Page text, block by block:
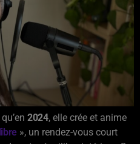
2024, elle crée et anime
», un rendez-vous court